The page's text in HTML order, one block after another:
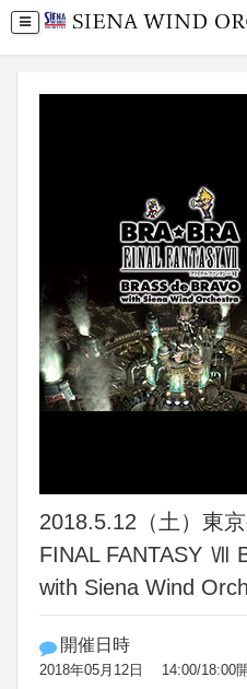
2018.5.12（土）東
FINAL FANTASY Ⅶ
with Siena Wind
開催日時
2018年05月12日 14:00/18:00開